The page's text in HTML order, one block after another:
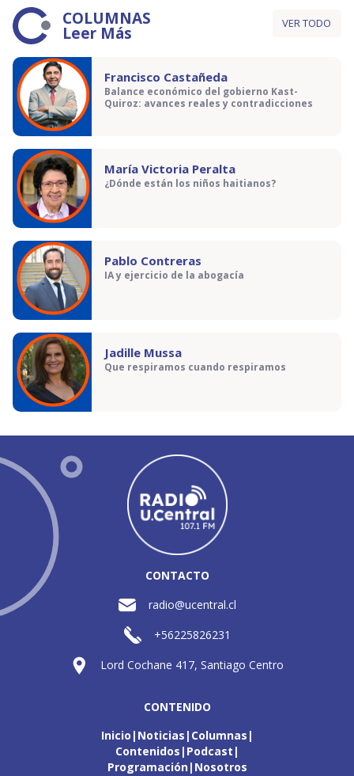
COLUMNAS
Leer Más VER TODO
Francisco Castañeda
Balance económico del gobierno Kast-
Quiroz: avances reales y contradicciones
María Victoria Peralta
¿Dónde están los niños haitianos?
Pablo Contreras
IA y ejercicio de la abogacía
Jadille Mussa
Que respiramos cuando respiramos
CONTACTO
radio@ucentral.cl
+56225826231
Lord Cochane 417, Santiago Centro
CONTENIDO
Inicio Noticias Columnas
Contenidos Podcast
Programación Nosotros